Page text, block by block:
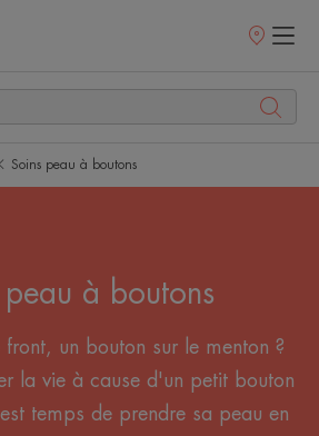
Points
Soins peau à boutons
peau à boutons
un bouton sur le menton ?
la vie à cause d'un petit bouton
temps de prendre sa peau en